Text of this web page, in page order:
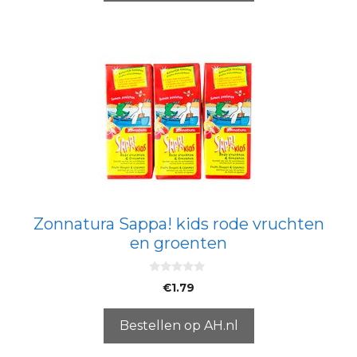
Zonnatura Sappa! kids rode vruchten
en groenten
5
€1.79
Bestellen op AH.nl